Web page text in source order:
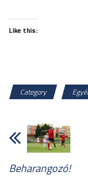
Like this:
Category
Beharangozó!